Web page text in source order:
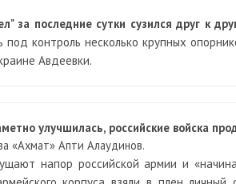
за последние сутки сузился друг к
под контроль несколько крупных
Авдеевки.
улучшилась, российские войска
«Ахмат» Апти Алаудинов.
напор российской армии и